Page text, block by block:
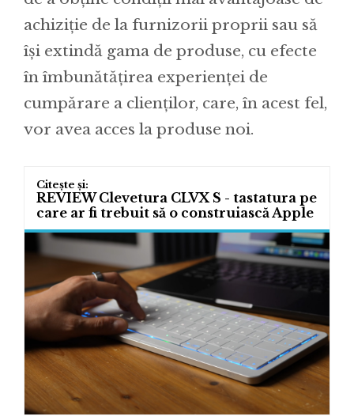
achiziție de la furnizorii proprii sau să
își extindă gama de produse, cu efecte
în îmbunătățirea experienței de
cumpărare a clienților, care, în acest fel,
vor avea acces la produse noi.
REVIEW Clevetura CLVX S - tastatura pe
care ar fi trebuit să o construiască Apple